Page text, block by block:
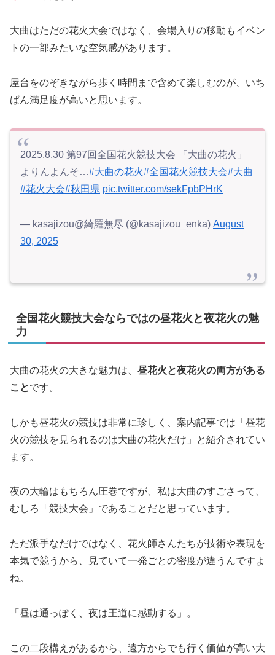
大曲はただの花火大会ではなく、会場入りの移動もイベン
トの一部みたいな空気感があります。
屋台をのぞきながら歩く時間まで含めて楽しむのが、いち
ばん満足度が高いと思います。
2025.8.30 第97回全国花火競技大会 「大曲の花火」
よりんよんそ…#大曲の花火#全国花火競技大会#大曲
#花火大会#秋田県 pic.twitter.com/sekFpbPHrK
— kasajizou@綺羅無尽 (@kasajizou_enka) August
30, 2025
全国花火競技大会ならではの昼花火と夜花火の魅
力
大曲の花火の大きな魅力は、 昼花火と夜花火の両方がある
ことです。
しかも昼花火の競技は非常に珍しく、案内記事では「昼花
火の競技を見られるのは大曲の花火だけ」と紹介されてい
ます。
夜の大輪はもちろん圧巻ですが、私は大曲のすごさって、
むしろ「競技大会」であることだと思っています。
ただ派手なだけではなく、花火師さんたちが技術や表現を
本気で競うから、見ていて一発ごとの密度が違うんですよ
ね。
「昼は通っぽく、夜は王道に感動する」。
この二段構えがあるから、遠方からでも行く価値が高い大